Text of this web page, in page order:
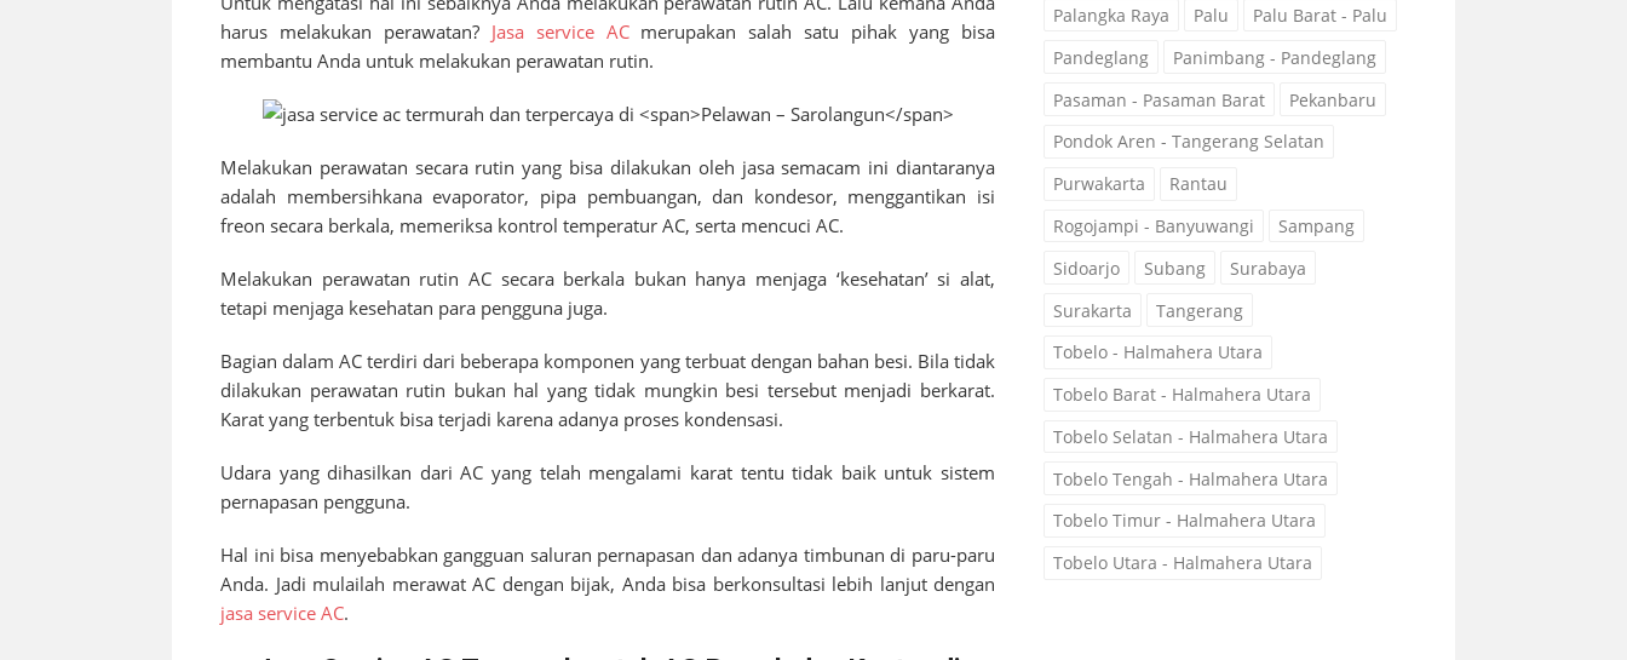
harus melakukan perawatan? Jasa service ACmerupakan salah satu pihak yang bisa
membantu Anda untuk melakukan perawatan rutin.
Melakukan perawatan secara rutin yang bisa dilakukan oleh jasa semacam ini diantaranya
adalah membersihkana evaporator, pipa pembuangan, dan kondesor, menggantikan isi
freon secara berkala, memeriksa kontrol temperatur AC, serta mencuci AC.
Melakukan perawatan rutin AC secara berkala bukan hanya menjaga ‘kesehatan’ si alat,
tetapi menjaga kesehatan para pengguna juga.
Bagian dalam AC terdiri dari beberapa komponen yang terbuat dengan bahan besi. Bila tidak
dilakukan perawatan rutin bukan hal yang tidak mungkin besi tersebut menjadi berkarat.
Karat yang terbentuk bisa terjadi karena adanya proses kondensasi.
Udara yang dihasilkan dari AC yang telah mengalami karat tentu tidak baik untuk sistem
pernapasan pengguna.
Hal ini bisa menyebabkan gangguan saluran pernapasan dan adanya timbunan di paru-paru
Anda. Jadi mulailah merawat AC dengan bijak, Anda bisa berkonsultasi lebih lanjut dengan
jasa service AC.
Palangka Raya
Palu
Palu Barat - Palu
Pandeglang
Panimbang - Pandeglang
Pasaman - Pasaman Barat
Pekanbaru
Pondok Aren - Tangerang Selatan
Purwakarta
Rantau
Rogojampi - Banyuwangi
Sampang
Sidoarjo
Subang
Surabaya
Surakarta
Tangerang
Tobelo - Halmahera Utara
Tobelo Barat - Halmahera Utara
Tobelo Selatan - Halmahera Utara
Tobelo Tengah - Halmahera Utara
Tobelo Timur - Halmahera Utara
Tobelo Utara - Halmahera Utara